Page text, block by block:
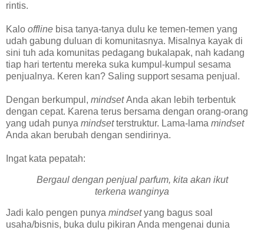
rintis.
Kalo offline bisa tanya-tanya dulu ke temen-temen yang
udah gabung duluan di komunitasnya. Misalnya kayak di
sini tuh ada komunitas pedagang bukalapak, nah kadang
tiap hari tertentu mereka suka kumpul-kumpul sesama
penjualnya. Keren kan? Saling support sesama penjual.
Dengan berkumpul, mindsetAnda akan lebih terbentuk
dengan cepat. Karena terus bersama dengan orang-orang
yang udah punya mindsetterstruktur. Lama-lama mindset
Anda akan berubah dengan sendirinya.
Ingat kata pepatah:
Bergaul dengan penjual parfum, kita akan ikut
terkena wanginya
Jadi kalo pengen punya mindsetyang bagus soal
usaha/bisnis, buka dulu pikiran Anda mengenai dunia